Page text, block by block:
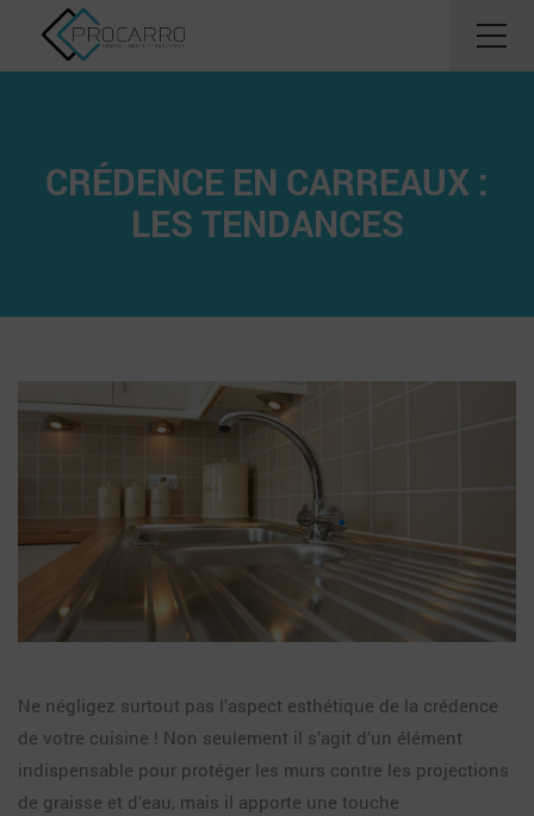
CRÉDENCE EN CARREAUX :
LES TENDANCES
Ne négligez surtout pas l’aspect esthétique de la crédence
de votre cuisine ! Non seulement il s’agit d’un élément
indispensable pour protéger les murs contre les projections
de graisse et d’eau, mais il apporte une touche